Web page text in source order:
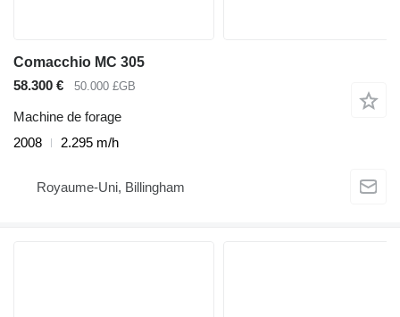
Comacchio MC 305
58.300 €
50.000 £GB
Machine de forage
2008
2.295 m/h
Royaume-Uni, Billingham